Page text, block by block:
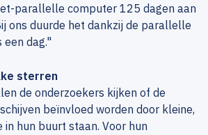
parallelle computer 125 dagen aan
ons duurde het dankzij de parallelle
dag."
sterren
de onderzoekers kijken of de
beïnvloed worden door kleine,
in hun buurt staan. Voor hun